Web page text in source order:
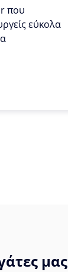
που
εύκολα
μας